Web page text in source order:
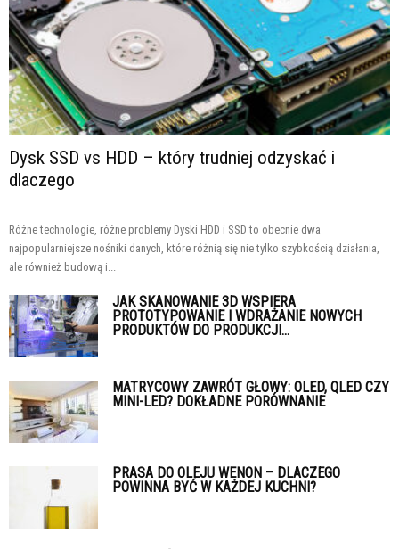
Dysk SSD vs HDD – który trudniej odzyskać i
dlaczego
Różne technologie, różne problemy Dyski HDD i SSD to obecnie dwa
najpopularniejsze nośniki danych, które różnią się nie tylko szybkością działania,
ale również budową i...
JAK SKANOWANIE 3D WSPIERA
PROTOTYPOWANIE I WDRAŻANIE NOWYCH
PRODUKTÓW DO PRODUKCJI...
MATRYCOWY ZAWRÓT GŁOWY: OLED, QLED CZY
MINI-LED? DOKŁADNE PORÓWNANIE
PRASA DO OLEJU WENON – DLACZEGO
POWINNA BYĆ W KAŻDEJ KUCHNI?